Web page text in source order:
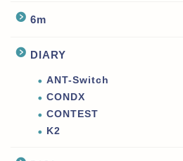
6m
DIARY
ANT-Switch
CONDX
CONTEST
K2